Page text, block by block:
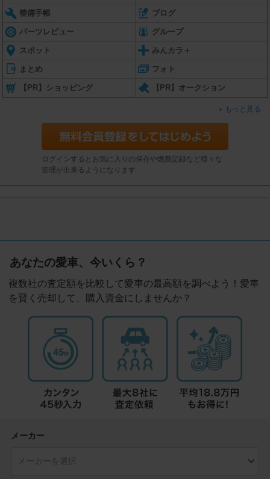
整備手帳 ブログ
パーツレビュー グループ
スポット みんカラ＋
まとめ フォト
【PR】ショッピング 【PR】オークション
もっと見る
ログインするとお気に入りの保存や燃費記録など様々な
管理が出来るようになります
あなたの愛車、今いくら？
複数社の査定額を比較して愛車の最高額を調べよう！愛車
を賢く売却して、購入資金にしませんか？
メーカー